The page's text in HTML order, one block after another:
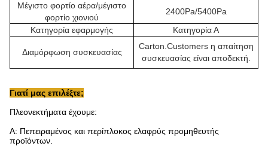
Μέγιστο φορτίο αέρα/μέγιστο
φορτίο χιονιού
2400Pa/5400Pa
Κατηγορία εφαρμογής
Κατηγορία Α
Διαμόρφωση συσκευασίας
Carton.Customers η απαίτηση
συσκευασίας είναι αποδεκτή.
Γιατί μας επιλέξτε;
Πλεονεκτήματα έχουμε:
Α: Πεπειραμένος και περίπλοκος ελαφρύς προμηθευτής
προϊόντων.